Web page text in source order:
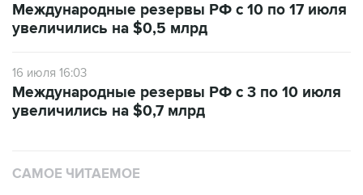
Международные резервы РФ с 10 по 17 июля
увеличились на $0,5 млрд
16 июля 16:03
Международные резервы РФ с 3 по 10 июля
увеличились на $0,7 млрд
САМОЕ ЧИТАЕМОЕ